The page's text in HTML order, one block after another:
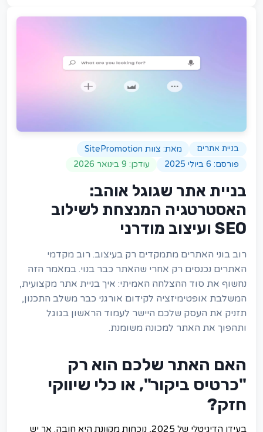
בניית אתרים מאת: צוות SitePromotion
פורסם: 6 ביולי 2025 עודכן: 9 בינואר 2026
בניית אתר שגוגל אוהב:
האסטרטגיה המנצחת לשילוב
SEO ועיצוב מודרני
רוב בוני האתרים מתמקדים רק בעיצוב. רוב מקדמי
האתרים נכנסים רק אחרי שהאתר כבר בנוי. במאמר הזה
נחשוף את סוד ההצלחה האמיתי: איך בניית אתר מקצועית,
המשלבת אופטימיזציה לקידום אורגני כבר משלב התכנון,
תזניק את העסק שלכם היישר לעמוד הראשון בגוגל
ותהפוך את האתר למכונה משומנת.
האם האתר שלכם הוא רק
"כרטיס ביקור", או כלי שיווקי
חזק?
בעידן הדיגיטלי של 2025, נוכחות מקוונת היא חובה. אך יש